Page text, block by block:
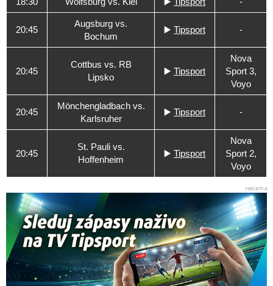
20:45
Augsburg vs.
Bochum
▶️ Tipsport -
20:45
Cottbus vs. RB
Lipsko
▶️ Tipsport
Nova
Sport 3,
Voyo
20:45
Mönchengladbach vs.
Karlsruher
▶️ Tipsport -
20:45
St. Pauli vs.
Hoffenheim
▶️ Tipsport
Nova
Sport 2,
Voyo